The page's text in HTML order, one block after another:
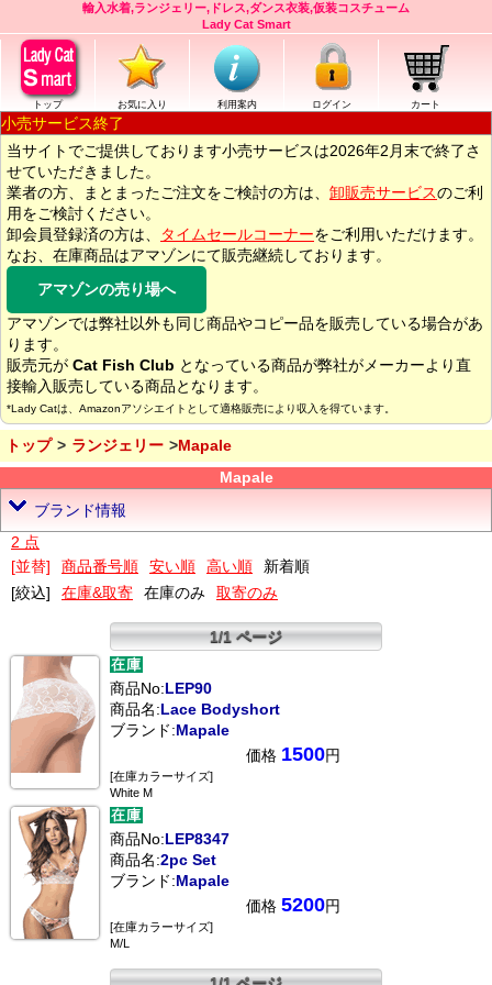
輸入水着,ランジェリー,ドレス,ダンス衣装,仮装コスチューム
Lady Cat Smart
トップ お気に入り 利用案内 ログイン カート
小売サービス終了
当サイトでご提供しております小売サービスは2026年2月末で終了さ
せていただきました。
業者の方、まとまったご注文をご検討の方は、 卸販売サービスのご利
用をご検討ください。
卸会員登録済の方は、
タイムセールコーナーをご利用いただけます。
なお、在庫商品はアマゾンにて販売継続しております。
アマゾンの売り場へ
アマゾンでは弊社以外も同じ商品やコピー品を販売している場合があ
ります。
販売元が Cat Fish Club となっている商品が弊社がメーカーより直
接輸入販売している商品となります。
*Lady Catは、Amazonアソシエイトとして適格販売により収入を得ています。
トップ ランジェリー
Mapale
Mapale
ブランド情報
2 点
[並替]
商品番号順 安い順 高い順
新着順
[絞込]
在庫&取寄 在庫のみ 取寄のみ
1/1 ページ
商品No:LEP90
商品名:Lace Bodyshort
ブランド:Mapale
価格 1500円
[在庫カラーサイズ]
White M
商品No:LEP8347
商品名:2pc Set
ブランド:Mapale
価格 5200円
[在庫カラーサイズ]
M/L